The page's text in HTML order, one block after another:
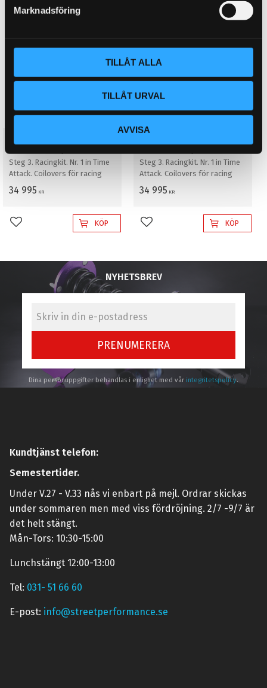
Marknadsföring
TILLÅT ALLA
TILLÅT URVAL
AVVISA
Steg 3. Racingkit. Nr. 1 in Time
Attack. Coilovers för racing
34 995 KR
Lägg till i favoriterKÖP
Steg 3. Racingkit. Nr. 1 in Time
Attack. Coilovers för racing
34 995 KR
Lägg till i favoriterKÖP
NYHETSBREV
PRENUMERERA
Dina personuppgifter behandlas i enlighet med vår integritetspolicy.
Kundtjänst telefon:
Semestertider.
Under V.27 - V.33 nås vi enbart på mejl. Ordrar skickas
under sommaren men med viss fördröjning. 2/7 -9/7 är
det helt stängt.
Mån-Tors: 10:30-15:00
Lunchstängt 12:00-13:00
Tel: 031- 51 66 60
E-post: info@streetperformance.se